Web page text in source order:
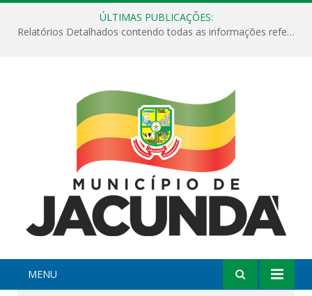
ÚLTIMAS PUBLICAÇÕES:
Relatórios Detalhados contendo todas as informações referentes a execução de recursos destinados ao fomento de projetos culturais no Município de Jacundá entre os anos de 2022 ao presente ano de 2026.
MENU